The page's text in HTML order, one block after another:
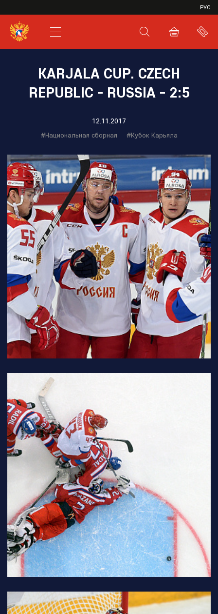
РУС
SHL
JHL
KARJALA CUP. CZECH
REPUBLIC - RUSSIA - 2:5
12.11.2017
#Национальная сборная
#Кубок Карьяла